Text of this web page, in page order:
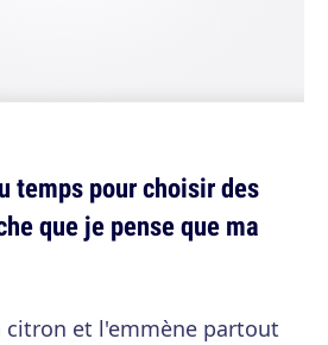
temps pour choisir des
que je pense que ma
citron et l'emmène partout